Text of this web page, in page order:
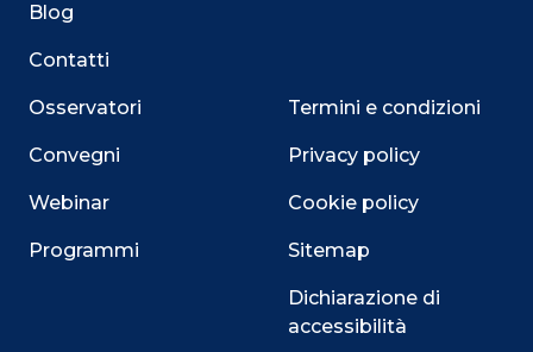
Blog
Contatti
Osservatori
Convegni
Webinar
Programmi
Termini e condizioni
Privacy policy
Cookie policy
Sitemap
Dichiarazione di
accessibilità